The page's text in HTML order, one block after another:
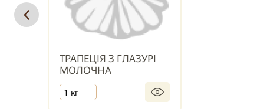
ТРАПЕЦІЯ З ГЛАЗУРІ
МОЛОЧНА
1 кг